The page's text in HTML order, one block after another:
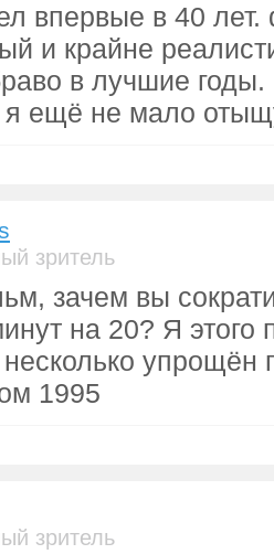
впервые в 40
и крайне
в лучшие
я ещё не мало
зритель
зачем вы
на 20? Я этого
упрощён
1995
зритель